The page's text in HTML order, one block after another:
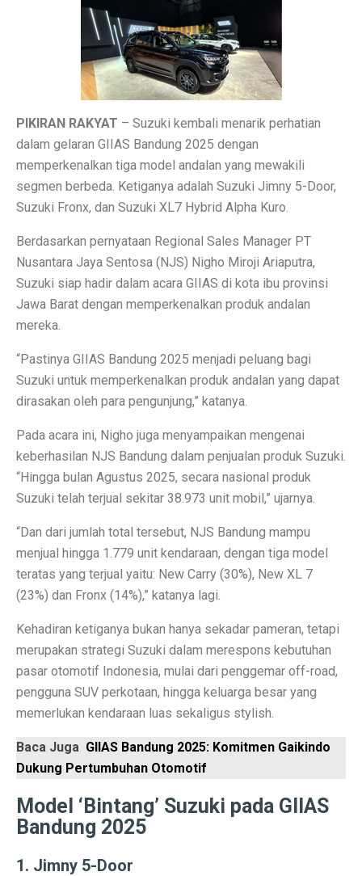
Inspirasi Warna Cat Pagar yang Elegan dan Pasti Sukses
Tips Pemasangan Plafon PVC Rangka Hollow Modern
8 Ciri Rumah Tropis Sederhana: Hunian Asri, Sejuk,
Literasi AI Jadi Dasar Penting bagi Talent Digital
Studi: Risiko Penyakit Jantung Terkait Hampir Semua
5 Ciri Interior Rumah Scandinavian yang Sederhana
Tugas dan Wewenang OJK, Regulator dari Krisis
5 Fakta Menarik Ikan Green Terror yang Agresif dan
5 Rekomendasi Film Park Chan Wook yang Harus
Terapi Ginjal dengan Teknologi Cuci Darah Terbaru
5 Rahasia Kehidupan Panjang Manusia Tertua
10 Karya Lukis Hendra Gunawan yang Terkenal Dunia
Casa Modena, Kafe Rumah yang Nyaman di Modena x
Desain Rumah Minimalis, Tampilan Menarik!
Prakiraan Cuaca OKU Timur 2 Oktober 2025:
Lukisan Raden Saleh: Ikon Seni Nusantara
Mengungkap Pengalaman Suara Hebat di Galaxy
Laptop Lokal Harga 2 Jutaan dengan Spesifikasi
Rahasia iPhone 17 Pro Max Tahan Panas: Teknologi
Detoks Digital untuk Gen Z, Tenangkan Pikiran?
5 HP Android Tercepat 2025 dengan Snapdragon 8
Laptop Murah 4 Jutaan untuk Pelajar Aktif, Tugas
Pengguna Adobe Analytics, Waspada! Celah Ini Ancam
PIKIRAN RAKYAT – Suzuki kembali menarik perhatian
dalam gelaran GIIAS Bandung 2025 dengan
memperkenalkan tiga model andalan yang mewakili
segmen berbeda. Ketiganya adalah Suzuki Jimny 5-Door,
Suzuki Fronx, dan Suzuki XL7 Hybrid Alpha Kuro.
Berdasarkan pernyataan Regional Sales Manager PT
Nusantara Jaya Sentosa (NJS) Nigho Miroji Ariaputra,
Suzuki siap hadir dalam acara GIIAS di kota ibu provinsi
Jawa Barat dengan memperkenalkan produk andalan
mereka.
“Pastinya GIIAS Bandung 2025 menjadi peluang bagi
Suzuki untuk memperkenalkan produk andalan yang dapat
dirasakan oleh para pengunjung,” katanya.
Pada acara ini, Nigho juga menyampaikan mengenai
keberhasilan NJS Bandung dalam penjualan produk Suzuki.
“Hingga bulan Agustus 2025, secara nasional produk
Suzuki telah terjual sekitar 38.973 unit mobil,” ujarnya.
“Dan dari jumlah total tersebut, NJS Bandung mampu
menjual hingga 1.779 unit kendaraan, dengan tiga model
teratas yang terjual yaitu: New Carry (30%), New XL 7
(23%) dan Fronx (14%),” katanya lagi.
Kehadiran ketiganya bukan hanya sekadar pameran, tetapi
merupakan strategi Suzuki dalam merespons kebutuhan
pasar otomotif Indonesia, mulai dari penggemar off-road,
pengguna SUV perkotaan, hingga keluarga besar yang
memerlukan kendaraan luas sekaligus stylish.
Baca Juga GIIAS Bandung 2025: Komitmen Gaikindo
Dukung Pertumbuhan Otomotif
Model ‘Bintang’ Suzuki pada GIIAS
Bandung 2025
1. Jimny 5-Door